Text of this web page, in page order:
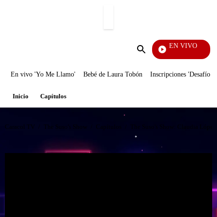
Enviar
EN VIVO
Televentas
En vivo 'Yo Me Llamo' Bebé de Laura Tobón Inscripciones 'Desafío'
Inicio Capítulos
Caracol TV The Suso's Show Capítulos The Suso's Show: Claudia